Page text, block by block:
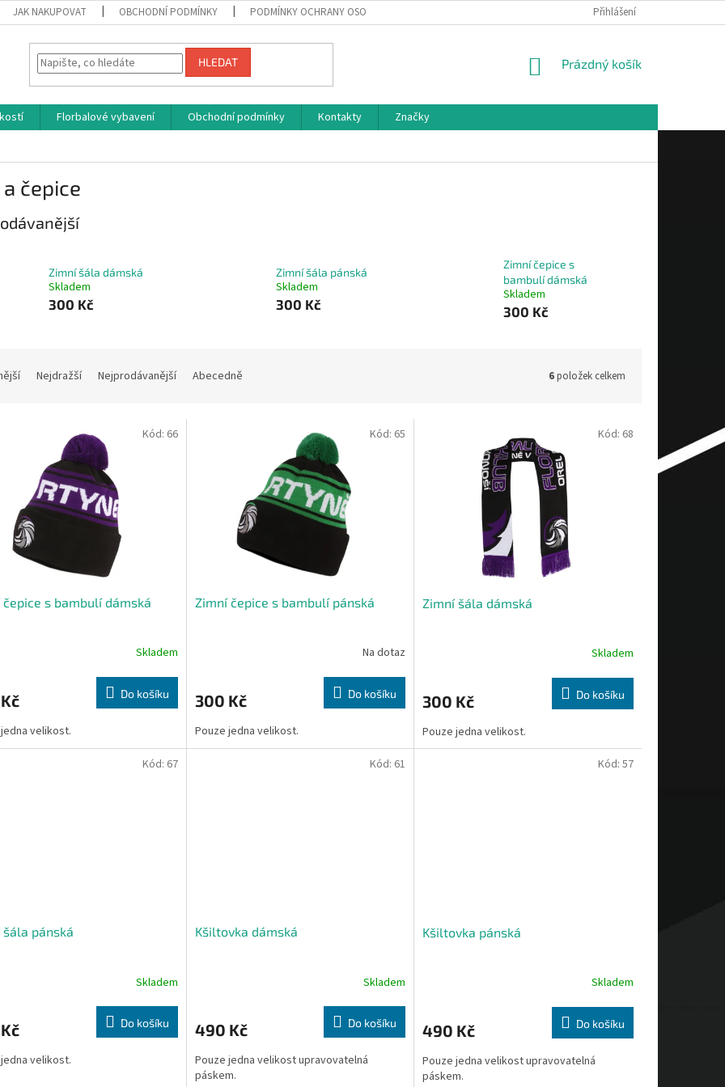
JAK NAKUPOVAT OBCHODNÍ PODMÍNKY PODMÍNKY OCHRANY OSOBNÍCH ÚDAJŮ Přihlášení
HLEDAT
NÁKUPNÍ
Prázdný košík
Florbalové vybavení Obchodní podmínky Kontakty
Značky
čepice
Zimní šála dámská
Skladem
300 Kč
Zimní šála pánská
Skladem
300 Kč
Zimní čepice s
bambulí dámská
Skladem
300 Kč
Nejdražší Nejprodávanější Abecedně 6položek celkem
čepice s bambulí dámská
Skladem
Do košíku
velikost.
Kód: 66
Zimní čepice s bambulí pánská
Na dotaz
300 Kč Do košíku
Pouze jedna velikost.
Kód: 65
Zimní šála dámská
Skladem
300 Kč Do košíku
Pouze jedna velikost.
Kód: 68
šála pánská
Skladem
Do košíku
velikost.
Kód: 67
Kšiltovka dámská
Skladem
490 Kč Do košíku
Pouze jedna velikost upravovatelná
páskem.
Kód: 61
Kšiltovka pánská
Skladem
490 Kč Do košíku
Pouze jedna velikost upravovatelná
páskem.
Kód: 57